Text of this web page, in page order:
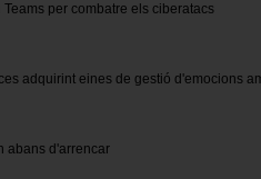
per combatre els ciberatacs
adquirint eines de gestió d'emocions
abans d'arrencar